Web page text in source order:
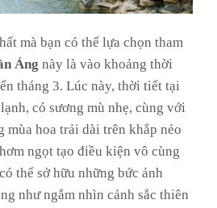
mà bạn có thể lựa chọn tham
Áng này là vào khoảng thời
tháng 3. Lúc này, thời tiết tại
có sương mù nhẹ, cùng với
mùa hoa trải dài trên khắp nẻo
ngọt tạo điều kiện vô cùng
thể sở hữu những bức ảnh
như ngắm nhìn cảnh sắc thiên